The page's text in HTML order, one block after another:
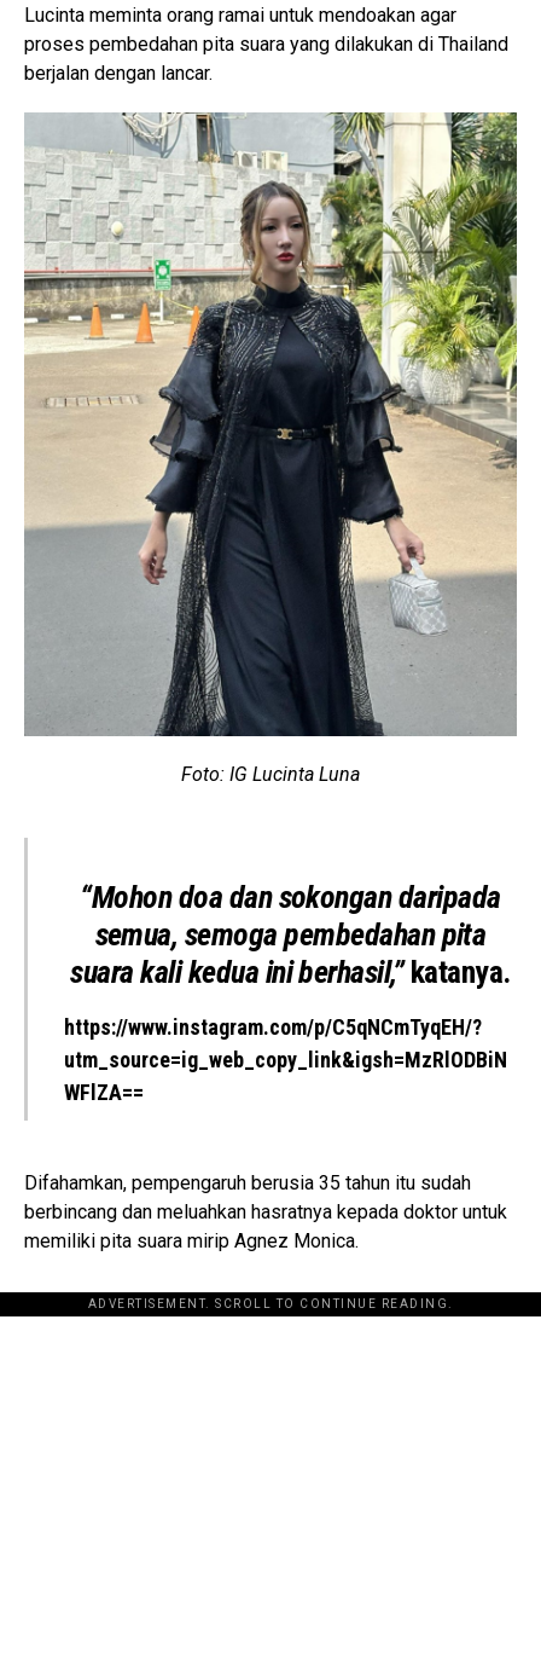
Lucinta meminta orang ramai untuk mendoakan agar
proses pembedahan pita suara yang dilakukan di Thailand
berjalan dengan lancar.
Foto: IG Lucinta Luna
“Mohon doa dan sokongan daripada
semua, semoga pembedahan pita
suara kali kedua ini berhasil,”katanya.
https://www.instagram.com/p/C5qNCmTyqEH/?
utm_source=ig_web_copy_link&igsh=MzRlODBiN
WFlZA==
Difahamkan, pempengaruh berusia 35 tahun itu sudah
berbincang dan meluahkan hasratnya kepada doktor untuk
memiliki pita suara mirip Agnez Monica.
ADVERTISEMENT. SCROLL TO CONTINUE READING.